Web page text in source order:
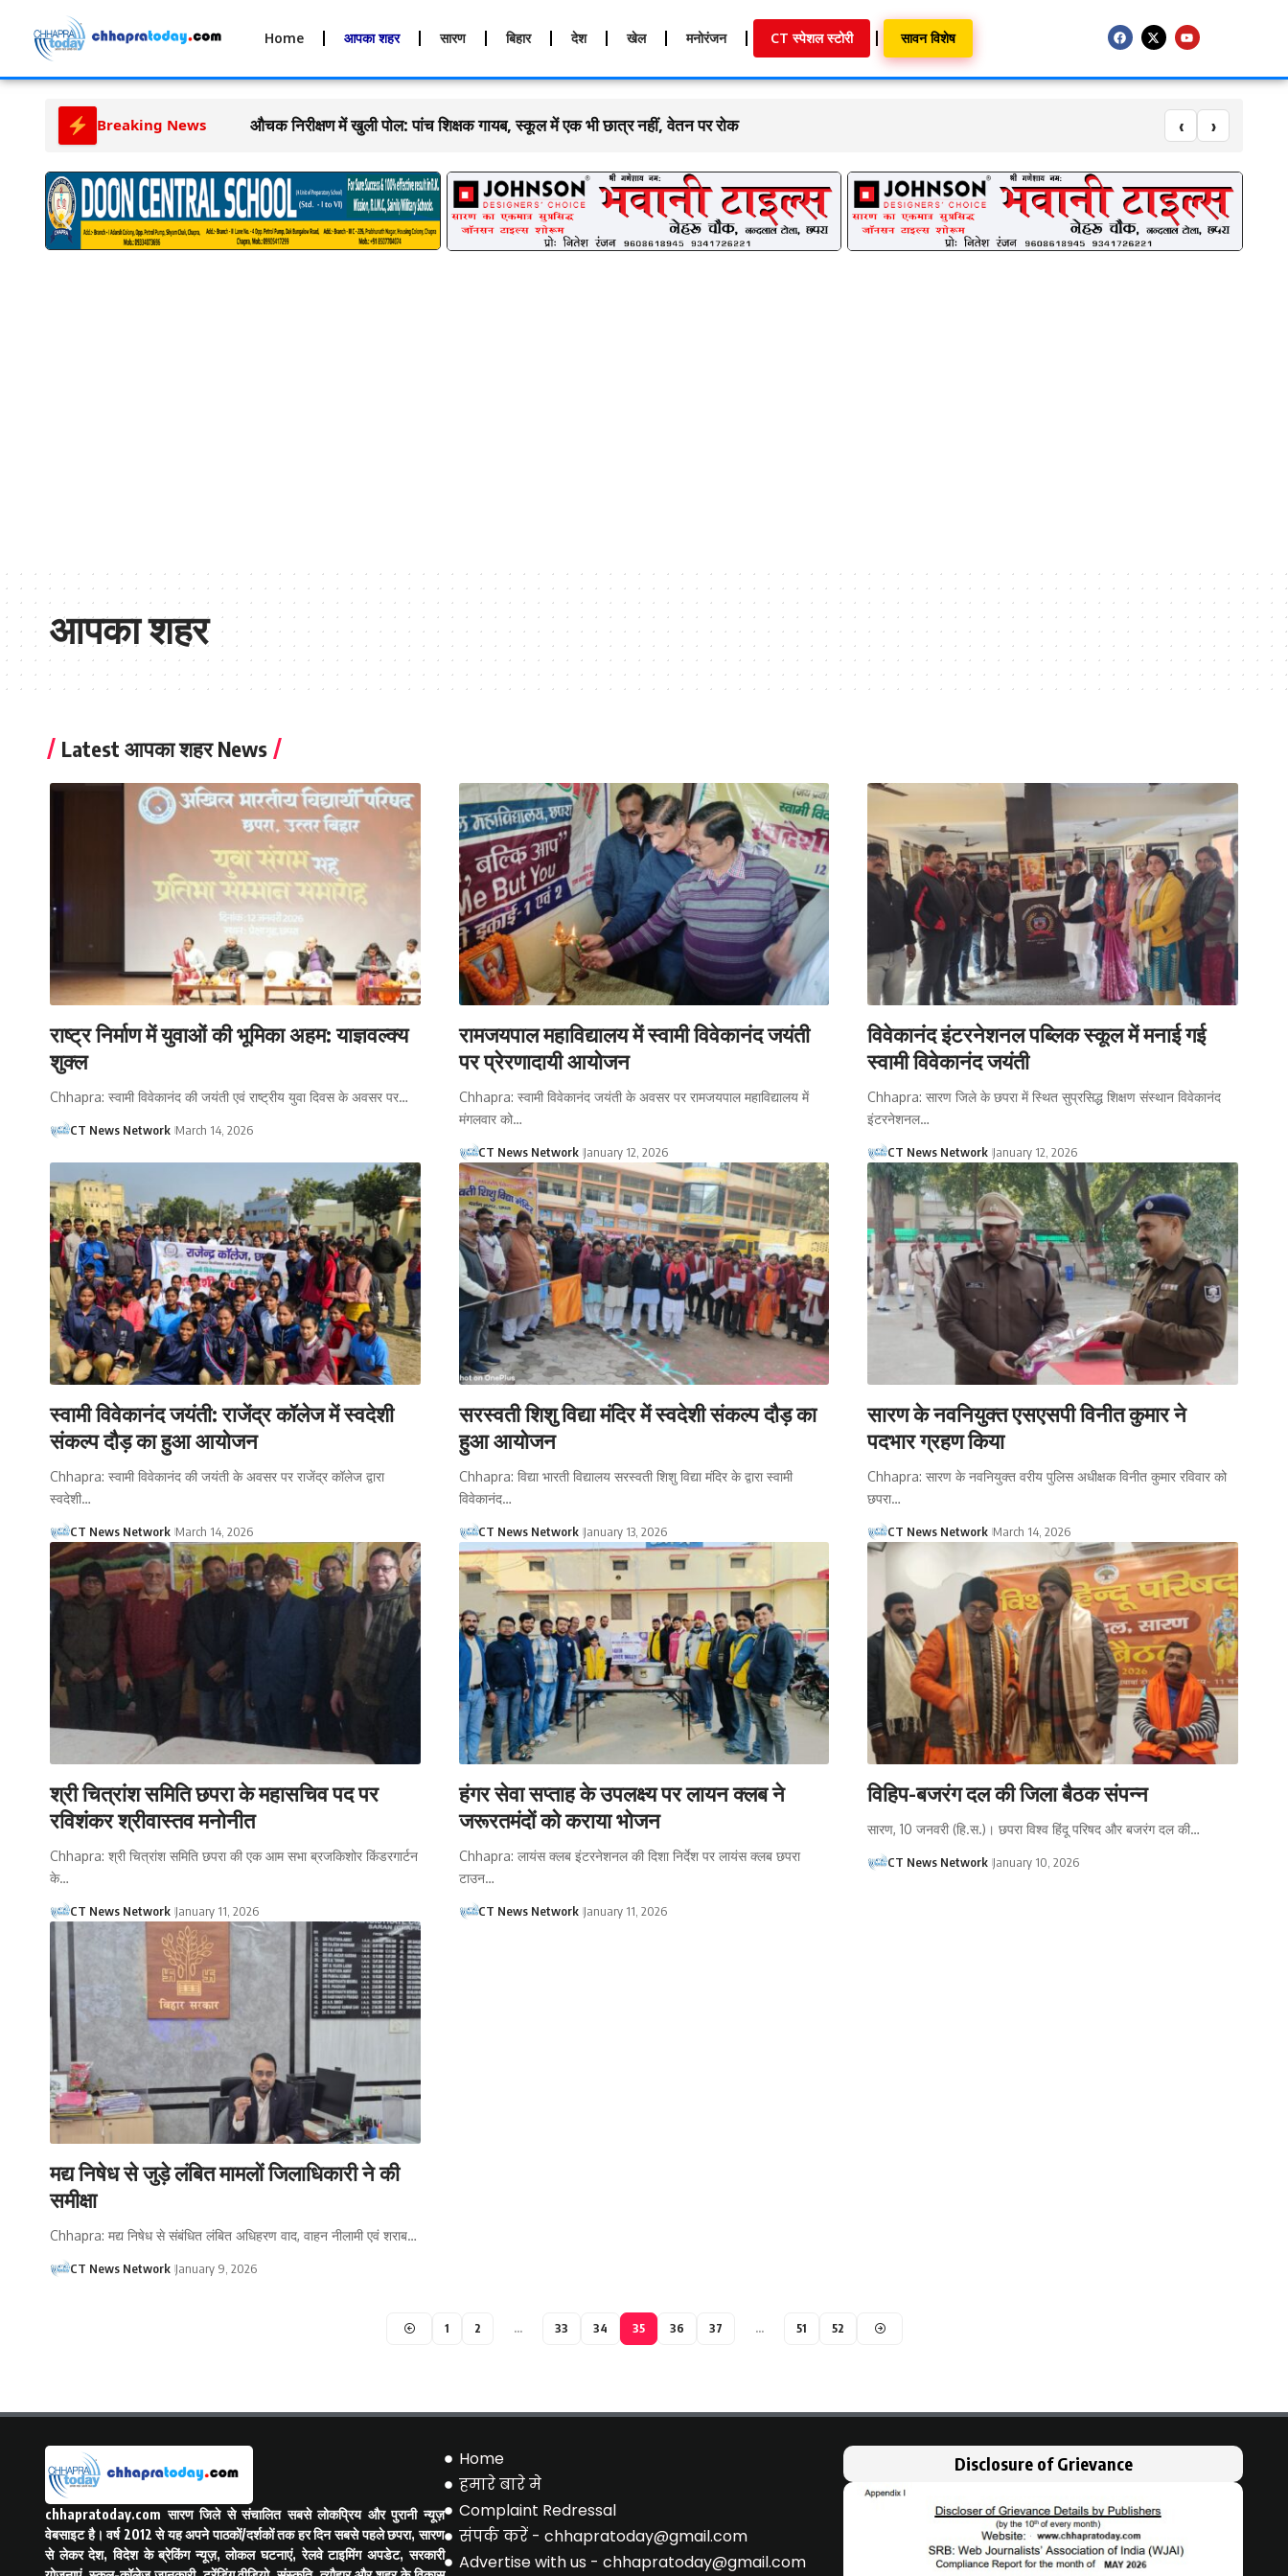
Home आपका शहर सारण बिहार देश खेल मनोरंजन CT स्पेशल स्टोरी सावन विशेष
Breaking News औचक निरीक्षण में खुली पोल: पांच शिक्षक गायब, स्कूल में एक भी छात्र नहीं, वेतन पर रोक ‹ ›
आपका शहर
Latest आपका शहर News
राष्ट्र निर्माण में युवाओं की भूमिका अहम: याज्ञवल्क्य
शुक्ल
Chhapra: स्वामी विवेकानंद की जयंती एवं राष्ट्रीय युवा दिवस के अवसर पर…
CT News Network March 14, 2026
रामजयपाल महाविद्यालय में स्वामी विवेकानंद जयंती
पर प्रेरणादायी आयोजन
Chhapra: स्वामी विवेकानंद जयंती के अवसर पर रामजयपाल महाविद्यालय में
मंगलवार को…
CT News Network January 12, 2026
विवेकानंद इंटरनेशनल पब्लिक स्कूल में मनाई गई
स्वामी विवेकानंद जयंती
Chhapra: सारण जिले के छपरा में स्थित सुप्रसिद्ध शिक्षण संस्थान विवेकानंद
इंटरनेशनल…
CT News Network January 12, 2026
स्वामी विवेकानंद जयंती: राजेंद्र कॉलेज में स्वदेशी
संकल्प दौड़ का हुआ आयोजन
Chhapra: स्वामी विवेकानंद की जयंती के अवसर पर राजेंद्र कॉलेज द्वारा
स्वदेशी…
CT News Network March 14, 2026
सरस्वती शिशु विद्या मंदिर में स्वदेशी संकल्प दौड़ का
हुआ आयोजन
Chhapra: विद्या भारती विद्यालय सरस्वती शिशु विद्या मंदिर के द्वारा स्वामी
विवेकानंद…
CT News Network January 13, 2026
सारण के नवनियुक्त एसएसपी विनीत कुमार ने
पदभार ग्रहण किया
Chhapra: सारण के नवनियुक्त वरीय पुलिस अधीक्षक विनीत कुमार रविवार को
छपरा…
CT News Network March 14, 2026
श्री चित्रांश समिति छपरा के महासचिव पद पर
रविशंकर श्रीवास्तव मनोनीत
Chhapra: श्री चित्रांश समिति छपरा की एक आम सभा ब्रजकिशोर किंडर‌गार्टन
के…
CT News Network January 11, 2026
हंगर सेवा सप्ताह के उपलक्ष्य पर लायन क्लब ने
जरूरतमंदों को कराया भोजन
Chhapra: लायंस क्लब इंटरनेशनल की दिशा निर्देश पर लायंस क्लब छपरा
टाउन…
CT News Network January 11, 2026
विहिप-बजरंग दल की जिला बैठक संपन्न
सारण, 10 जनवरी (हि.स.)। छपरा विश्व हिंदू परिषद और बजरंग दल की…
CT News Network January 10, 2026
मद्य निषेध से जुड़े लंबित मामलों जिलाधिकारी ने की
समीक्षा
Chhapra: मद्य निषेध से संबंधित लंबित अधिहरण वाद, वाहन नीलामी एवं शराब…
CT News Network January 9, 2026
1 2 … 33 34 35 36 37 … 51 52
chhapratoday.com सारण जिले से संचालित सबसे लोकप्रिय और पुरानी न्यूज़
वेबसाइट है। वर्ष 2012 से यह अपने पाठकों/दर्शकों तक हर दिन सबसे पहले छपरा, सारण
से लेकर देश, विदेश के ब्रेकिंग न्यूज़, लोकल घटनाएं, रेलवे टाइमिंग अपडेट, सरकारी
Home
हमारे बारे मे
Complaint Redressal
संपर्क करें - chhapratoday@gmail.com
Advertise with us - chhapratoday@gmail.com
Disclosure of Grievance